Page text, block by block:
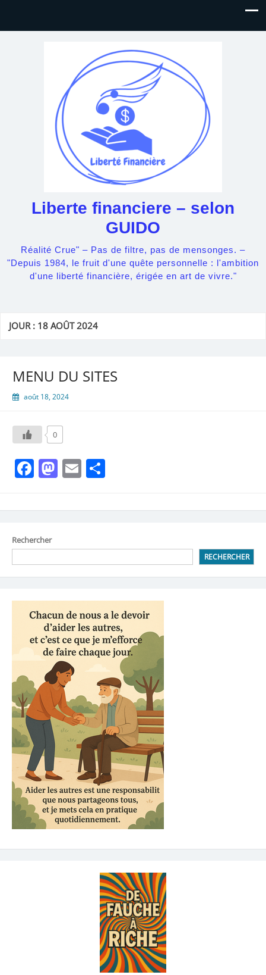
Liberte financiere – selon
GUIDO
Réalité Crue" – Pas de filtre, pas de mensonges. –
"Depuis 1984, le fruit d'une quête personnelle : l'ambition
d'une liberté financière, érigée en art de vivre."
JOUR : 18 AOÛT 2024
MENU DU SITES
août 18, 2024
0
Facebook
Mastodon
Email
Rechercher
RECHERCHER